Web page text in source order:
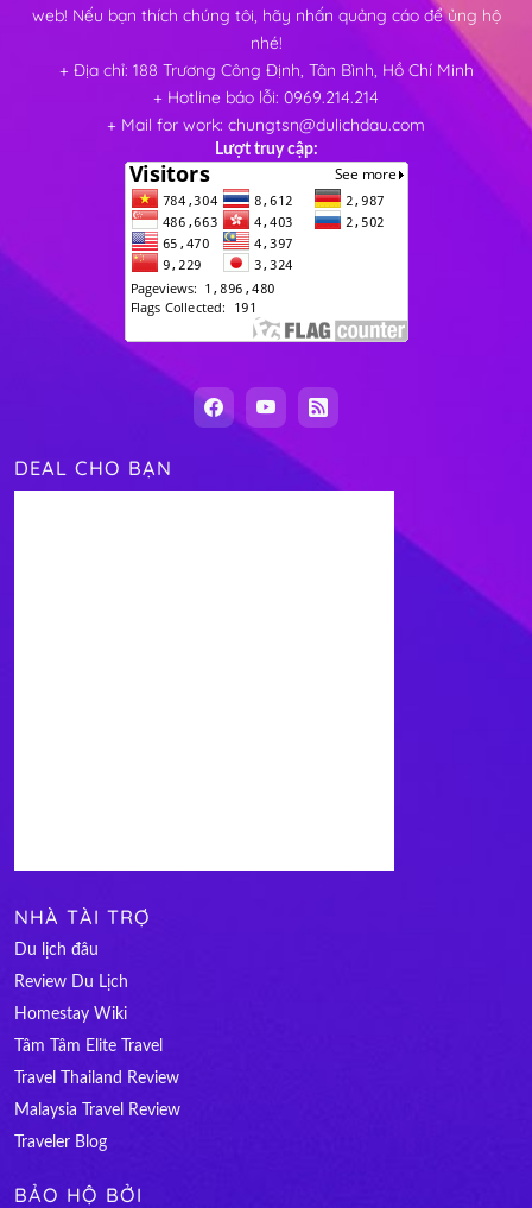
web! Nếu bạn thích chúng tôi, hãy nhấn quảng cáo để ủng hộ
nhé!
+ Địa chỉ: 188 Trương Công Định, Tân Bình, Hồ Chí Minh
+ Hotline báo lỗi: 0969.214.214
+ Mail for work: chungtsn@dulichdau.com
Lượt truy cập:
DEAL CHO BẠN
NHÀ TÀI TRỢ
Du lịch đâu
Review Du Lịch
Homestay Wiki
Tâm Tâm Elite Travel
Travel Thailand Review
Malaysia Travel Review
Traveler Blog
BẢO HỘ BỞI